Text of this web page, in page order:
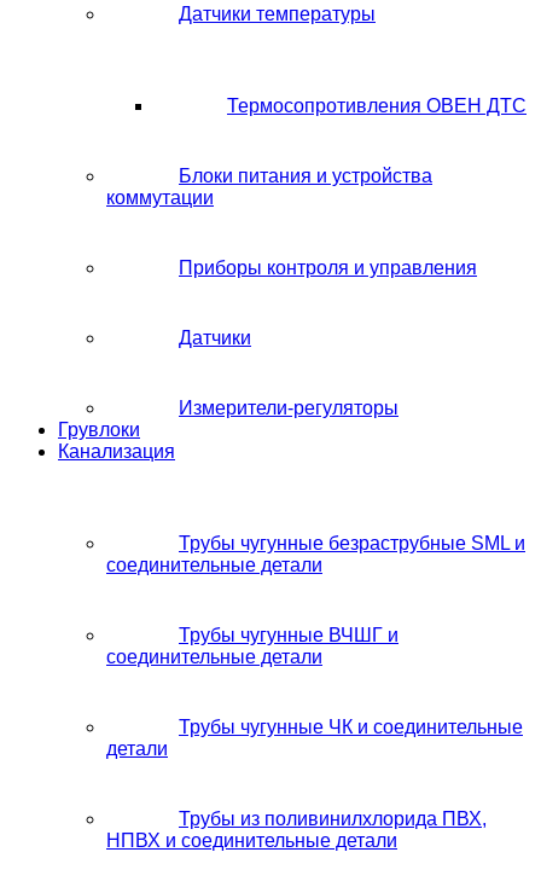
Датчики температуры
Термосопротивления ОВЕН ДТС
Блоки питания и устройства
коммутации
Приборы контроля и управления
Датчики
Измерители-регуляторы
Грувлоки
Канализация
Трубы чугунные безраструбные SML и
соединительные детали
Трубы чугунные ВЧШГ и
соединительные детали
Трубы чугунные ЧК и соединительные
детали
Трубы из поливинилхлорида ПВХ,
НПВХ и соединительные детали